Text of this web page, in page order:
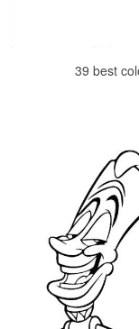
39 best